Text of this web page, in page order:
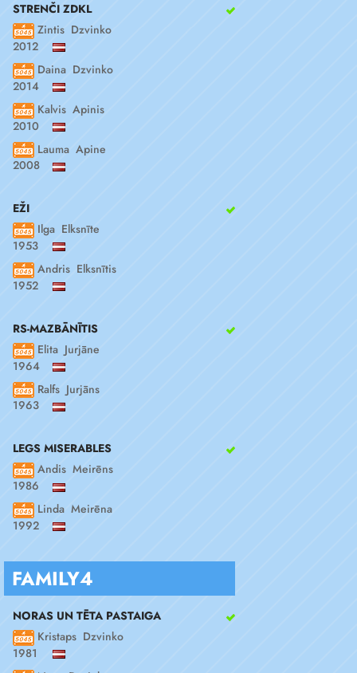
STRENČI ZDKL
Zintis Dzvinko
2012
Daina Dzvinko
2014
Kalvis Apinis
2010
Lauma Apine
2008
EŽI
Ilga Elksnīte
1953
Andris Elksnītis
1952
RS-MAZBĀNĪTIS
Elita Jurjāne
1964
Ralfs Jurjāns
1963
LEGS MISERABLES
Andis Meirēns
1986
Linda Meirēna
1992
FAMILY4
NORAS UN TĒTA PASTAIGA
Kristaps Dzvinko
1981